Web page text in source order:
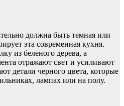
должна быть темная или
эта современная кухня.
из беленого дерева, а
отражают свет и усиливают
детали черного цвета, которые
лампах или на полу.